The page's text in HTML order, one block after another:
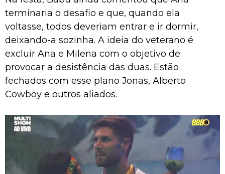
terminaria o desafio e que, quando ela
voltasse, todos deveriam entrar e ir dormir,
deixando-a sozinha. A ideia do veterano é
excluir Ana e Milena com o objetivo de
provocar a desistência das duas. Estão
fechados com esse plano Jonas, Alberto
Cowboy e outros aliados.